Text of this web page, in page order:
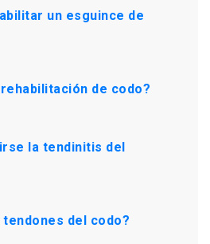
un esguince de
de codo?
la tendinitis del
del codo?